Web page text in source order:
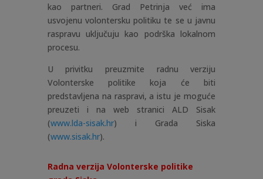
kao partneri. Grad Petrinja već ima
usvojenu volontersku politiku te se u javnu
raspravu uključuju kao podrška lokalnom
procesu.
U privitku preuzmite radnu verziju
Volonterske politike koja će biti
predstavljena na raspravi, a istu je moguće
preuzeti i na web stranici ALD Sisak
(www.lda-sisak.hr) i Grada Siska
(www.sisak.hr).
Radna verzija Volonterske politike